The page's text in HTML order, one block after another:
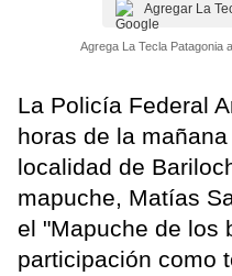
Agregar La
Agrega La Tecla Patagonia
La Policía Federal
horas de la
localidad de
mapuche, Matías
el "Mapuche de los
participación como